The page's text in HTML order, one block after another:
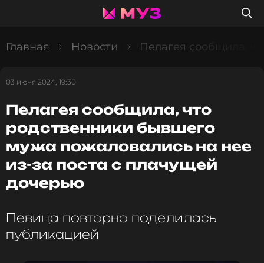
Главная Новости Пелагея сообщила,
03 июня 2024, 19:30
Пелагея сообщила, что
родственники бывшего
мужа пожаловались на нее
из-за поста с плачущей
дочерью
Певица повторно поделилась
публикацией